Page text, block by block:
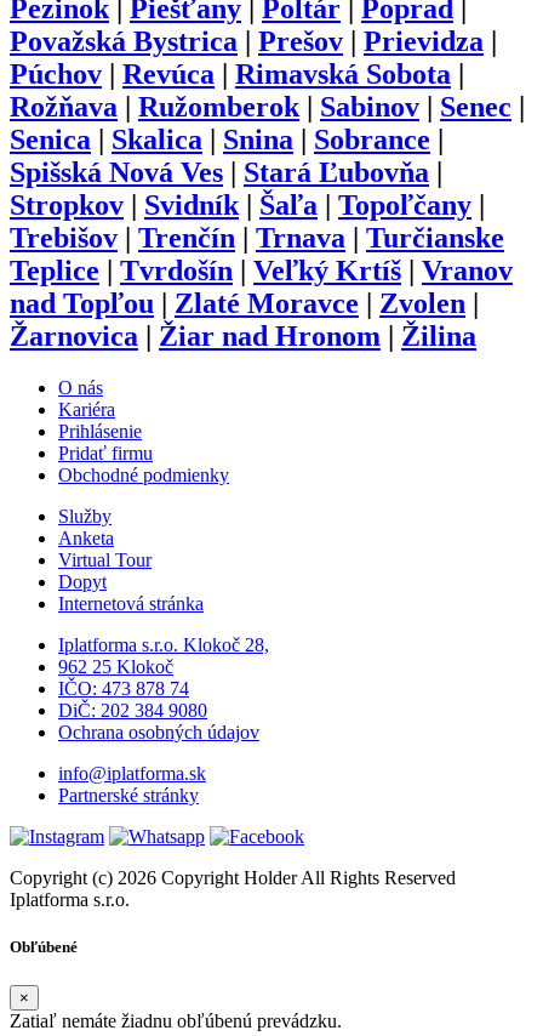
Pezinok| Piešťany Poltár Poprad
Považská Bystrica
Prešov Prievidza
Púchov
Revúca Rimavská Sobota
Rožňava
Ružomberok| Sabinov Senec
Senica
Skalica Snina Sobrance
Spišská Nová Ves
Stará Ľubovňa
Stropkov
Svidník| Šaľa Topoľčany
Trebišov
Trenčín Trnava
Turčianske
Teplice
Tvrdošín Veľký Krtíš
Vranov
nad Topľou
Zlaté Moravce Zvolen
Žarnovica
Žiar nad Hronom Žilina
O nás
Kariéra
Prihlásenie
Pridať firmu
Obchodné podmienky
Služby
Anketa
Virtual Tour
Dopyt
Internetová stránka
Iplatforma s.r.o. Klokoč 28,
962 25 Klokoč
IČO: 473 878 74
DiČ: 202 384 9080
Ochrana osobných údajov
info@iplatforma.sk
Partnerské stránky
Copyright (c) 2026 Copyright Holder All Rights Reserved
Iplatforma s.r.o.
Obľúbené
×
Zatiaľ nemáte žiadnu obľúbenú prevádzku.